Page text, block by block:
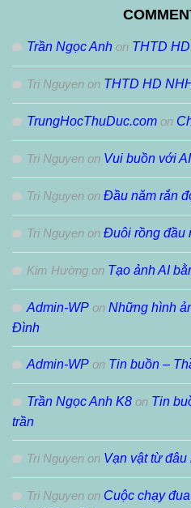
Trần Ngọc Anh on THTD
Tri Nguyen on THTD HD
TrungHocThuDuc.com on
Tri Nguyen on Vui buồn với AI
Tri Nguyen on Đầu năm rắn
Tri Nguyen on Đuôi rồng đầu
Kim Hường on Tạo ảnh AI
Admin-WP on Những hình
Đình
Admin-WP on Tin buồn –
Trần Ngọc Anh K8 on Tin
trần
Tri Nguyen on Vạn vật từ đâu
Tri Nguyen on Cuộc chạy